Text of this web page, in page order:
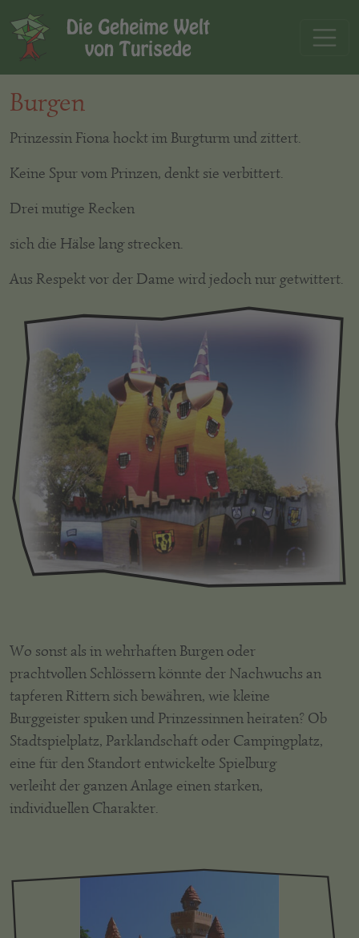
Burgen
Prinzessin Fiona hockt im Burgturm und zittert.
Keine Spur vom Prinzen, denkt sie verbittert.
Drei mutige Recken
sich die Hälse lang strecken.
Aus Respekt vor der Dame wird jedoch nur getwittert.
Wo sonst als in wehrhaften Burgen oder
prachtvollen Schlössern könnte der Nachwuchs an
tapferen Rittern sich bewähren, wie kleine
Burggeister spuken und Prinzessinnen heiraten? Ob
Stadtspielplatz, Parklandschaft oder Campingplatz,
eine für den Standort entwickelte Spielburg
verleiht der ganzen Anlage einen starken,
individuellen Charakter.